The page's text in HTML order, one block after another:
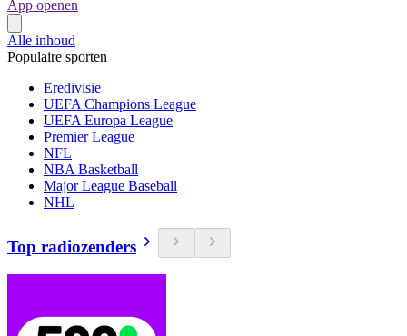
App openen
Alle inhoud
Populaire sporten
Eredivisie
UEFA Champions League
UEFA Europa League
Premier League
NFL
NBA Basketball
Major League Baseball
NHL
Top radiozenders